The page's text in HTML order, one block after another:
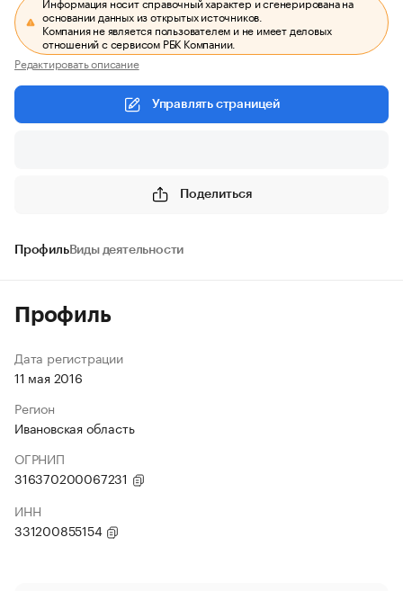
основании данных из открытых источников.
Компания не является пользователем и не имеет деловых
отношений с сервисом РБК Компании.
Редактировать описание
Управлять страницей
Поделиться
ПрофильВиды деятельности
Профиль
Дата регистрации
11 мая 2016
Регион
Ивановская область
ОГРНИП
316370200067231
ИНН
331200855154